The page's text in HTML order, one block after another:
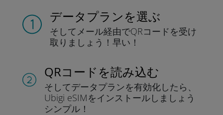
データプランを選ぶ
そしてメール経由でQRコードを受け
取りましょう！早い！
QRコードを読み込む
そしてデータプランを有効化したら、
Ubigi eSIMをインストールしま しょう
シンプル！